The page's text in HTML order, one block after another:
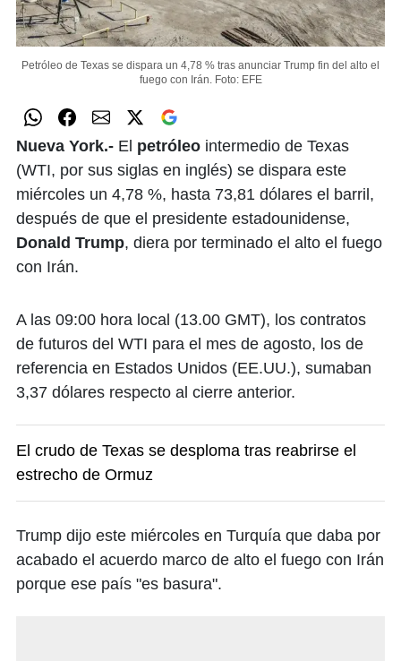
Petróleo de Texas se dispara un 4,78 % tras anunciar Trump fin del alto el
fuego con Irán. Foto: EFE
Nueva York.- El petróleo intermedio de Texas
(WTI, por sus siglas en inglés) se dispara este
miércoles un 4,78 %, hasta 73,81 dólares el barril,
después de que el presidente estadounidense,
Donald Trump, diera por terminado el alto el fuego
con Irán.
A las 09:00 hora local (13.00 GMT), los contratos
de futuros del WTI para el mes de agosto, los de
referencia en Estados Unidos (EE.UU.), sumaban
3,37 dólares respecto al cierre anterior.
El crudo de Texas se desploma tras reabrirse el
estrecho de Ormuz
Trump dijo este miércoles en Turquía que daba por
acabado el acuerdo marco de alto el fuego con Irán
porque ese país "es basura".